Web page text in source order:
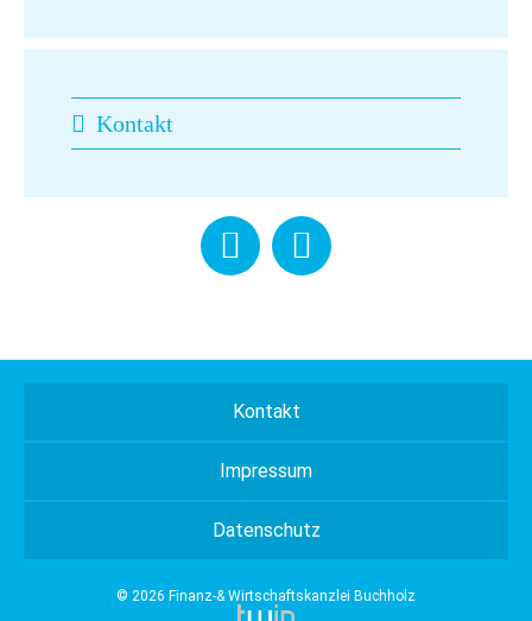
Kontakt
Kontakt
Impressum
Datenschutz
© 2026 Finanz-& Wirtschaftskanzlei Buchholz